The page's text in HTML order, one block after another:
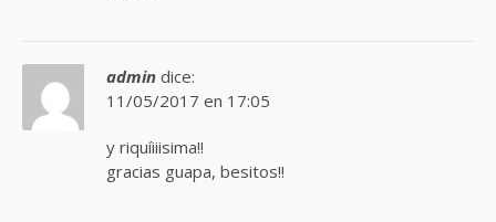
admin dice:
11/05/2017 en 17:05
y riquíiiisima!!
gracias guapa, besitos!!